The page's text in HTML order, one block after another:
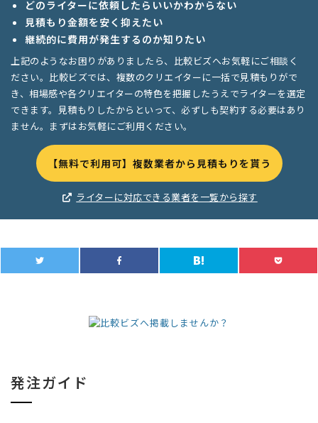
どのライターに依頼したらいいかわからない
見積もり金額を安く抑えたい
継続的に費用が発生するのか知りたい
上記のようなお困りがありましたら、比較ビズへお気軽にご相談く
ださい。比較ビズでは、複数のクリエイターに一括で見積もりがで
き、相場感や各クリエイターの特色を把握したうえでライターを選定
できます。見積もりしたからといって、必ずしも契約する必要はあり
ません。まずはお気軽にご利用ください。
【無料で利用可】複数業者から見積もりを貰う
ライターに対応できる業者を一覧から探す
発注ガイド